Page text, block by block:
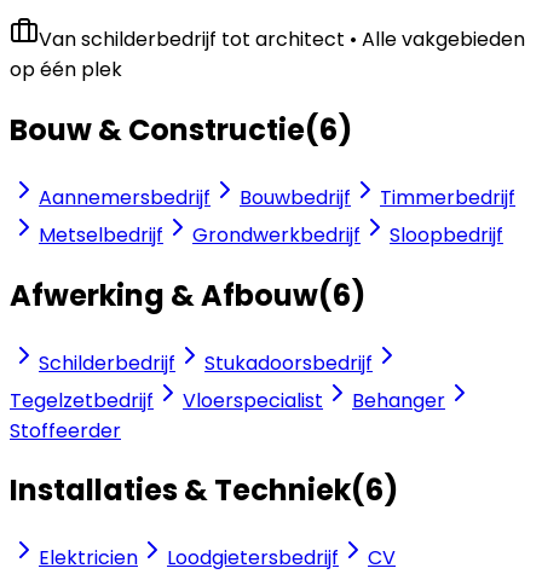
Van schilderbedrijf tot architect • Alle vakgebieden
op één plek
Bouw & Constructie(6)
Aannemersbedrijf Bouwbedrijf
Timmerbedrijf
Metselbedrijf
Grondwerkbedrijf Sloopbedrijf
Afwerking & Afbouw(6)
Schilderbedrijf
Stukadoorsbedrijf
Tegelzetbedrijf
Vloerspecialist
Behanger
Stoffeerder
Installaties & Techniek(6)
Elektricien Loodgietersbedrijf
CV